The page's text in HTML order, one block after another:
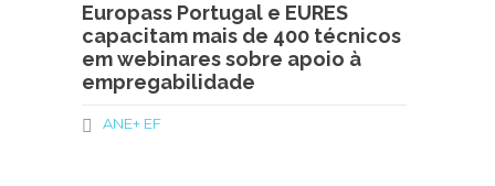
Europass Portugal e EURES
capacitam mais de 400 técnicos
em webinares sobre apoio à
empregabilidade
ANE+ EF